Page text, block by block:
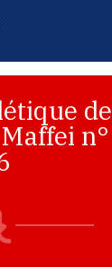
de
n°